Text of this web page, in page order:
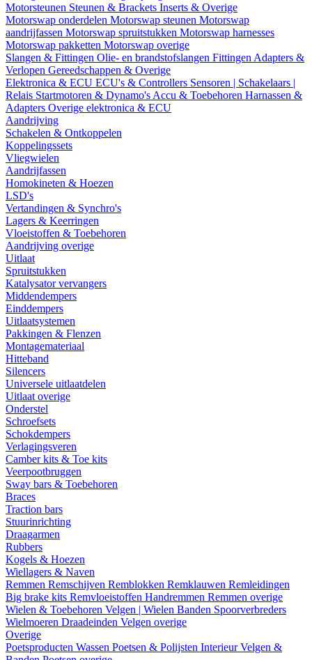
Motorsteunen Steunen & Brackets Inserts & Overige
Motorswap onderdelen Motorswap steunen Motorswap
aandrijfassen Motorswap spruitstukken Motorswap harnesses
Motorswap pakketten Motorswap overige
Slangen & Fittingen Olie- en brandstofslangen Fittingen Adapters &
Verlopen Gereedschappen & Overige
Elektronica & ECU ECU's & Controllers Sensoren | Schakelaars |
Relais Startmotoren & Dynamo's Accu & Toebehoren Harnassen &
Adapters Overige elektronica & ECU
Aandrijving
Schakelen & Ontkoppelen
Koppelingssets
Vliegwielen
Aandrijfassen
Homokineten & Hoezen
LSD's
Vertandingen & Synchro's
Lagers & Keerringen
Vloeistoffen & Toebehoren
Aandrijving overige
Uitlaat
Spruitstukken
Katalysator vervangers
Middendempers
Einddempers
Uitlaatsystemen
Pakkingen & Flenzen
Montagemateriaal
Hitteband
Silencers
Universele uitlaatdelen
Uitlaat overige
Onderstel
Schroefsets
Schokdempers
Verlagingsveren
Camber kits & Toe kits
Veerpootbruggen
Sway bars & Toebehoren
Braces
Traction bars
Stuurinrichting
Draagarmen
Rubbers
Kogels & Hoezen
Wiellagers & Naven
Remmen Remschijven Remblokken Remklauwen Remleidingen
Big brake kits Remvloeistoffen Handremmen Remmen overige
Wielen & Toebehoren Velgen | Wielen Banden Spoorverbreders
Wielmoeren Draadeinden Velgen overige
Overige
Poetsproducten Wassen Poetsen & Polijsten InterieurVelgen &